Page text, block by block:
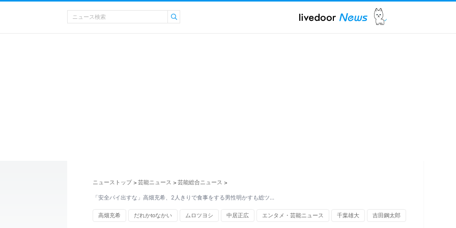
ニューストップ > 芸能ニュース > 芸能総合ニュース >
「安全パイ出すな」高畑充希、2人きりで食事をする男性明かすも総ツ…
高畑充希 だれかtoなかい ムロツヨシ 中居正広 エンタメ・芸能ニュース 千葉雄大 吉田鋼太郎